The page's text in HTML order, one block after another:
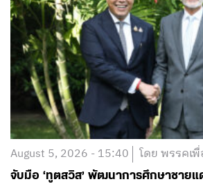
August 5, 2026 - 15:40 โดย พรรคเ
จับมือ ‘ทูตสวิส’ พัฒนาการศึกษาชายแ